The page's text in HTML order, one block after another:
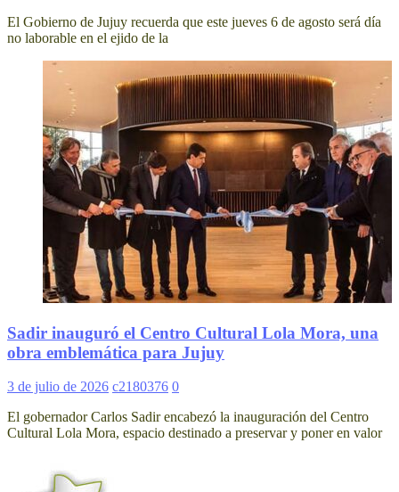
El Gobierno de Jujuy recuerda que este jueves 6 de agosto será día
no laborable en el ejido de la
Sadir inauguró el Centro Cultural Lola Mora, una
obra emblemática para Jujuy
3 de julio de 2026 c2180376 0
El gobernador Carlos Sadir encabezó la inauguración del Centro
Cultural Lola Mora, espacio destinado a preservar y poner en valor